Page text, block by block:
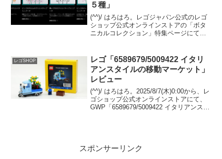
５種」
(^^)/ はろはろ。レゴジャパン公式のレゴ
ショップ公式オンラインストアの「ボタ
ニカルコレクション」特集ページにて、
ップされています。但し、日本語ページ
からインストへリ...
レゴSHOP
レゴ「6589679/5009422 イタリ
アンスタイルの移動マーケット」
レビュー
(^^)/ はろはろ。2025/8/7(木)0:00から、レ
ゴショップ公式オンラインストアにて、
GWP「6589679/5009422 イタリアンスタ
スポンサーリンク